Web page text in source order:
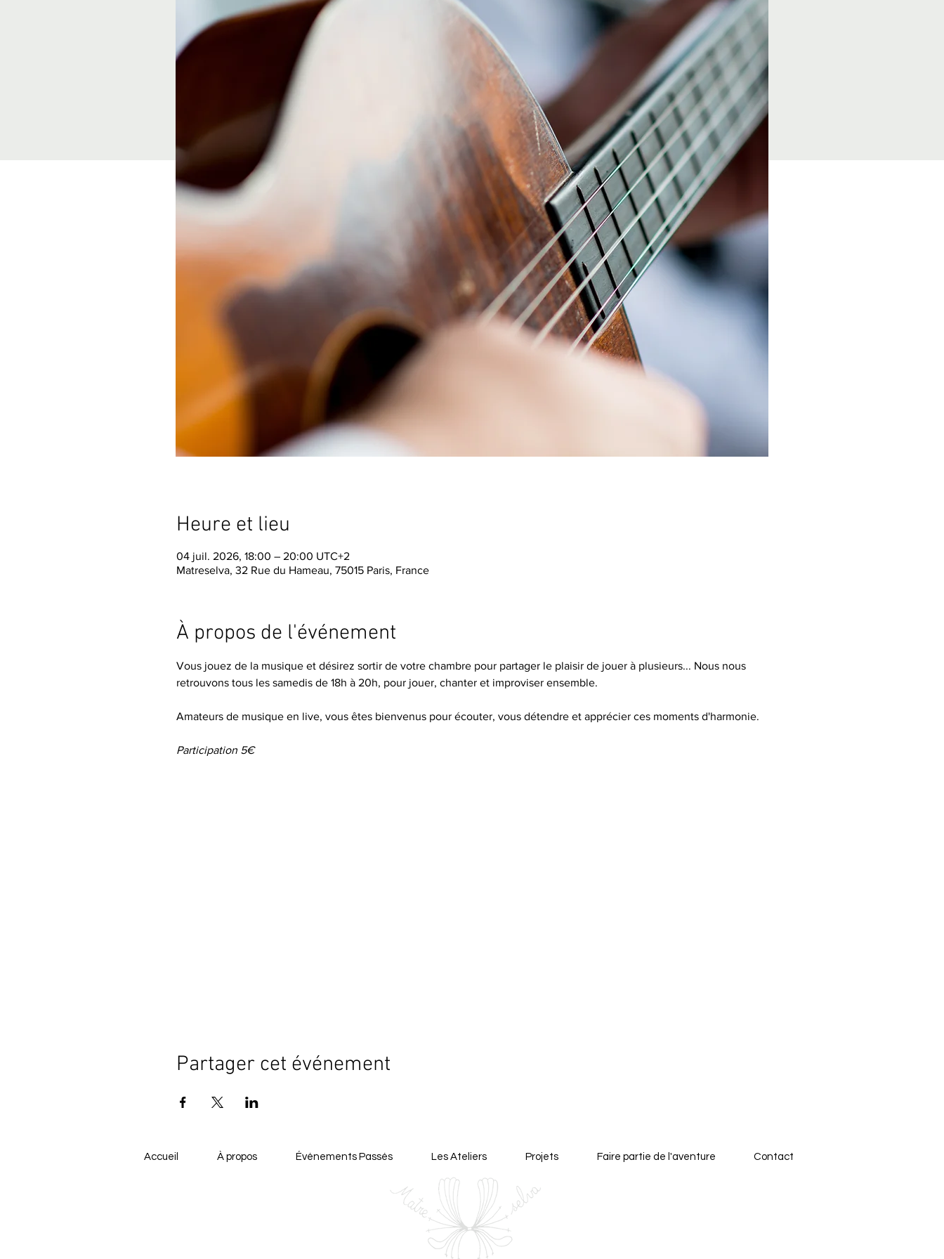
Heure et lieu
04 juil. 2026, 18:00 – 20:00 UTC+2
Matreselva, 32 Rue du Hameau, 75015 Paris, France
À propos de l'événement
Vous jouez de la musique et désirez sortir de votre chambre pour partager le plaisir de jouer à plusieurs... Nous nous
retrouvons tous les samedis de 18h à 20h, pour jouer, chanter et improviser ensemble.
Amateurs de musique en live, vous êtes bienvenus pour écouter, vous détendre et apprécier ces moments d'harmonie.
Participation 5€
Partager cet événement
Accueil À propos Événements Passés Les Ateliers Projets Faire partie de l'aventure Contact